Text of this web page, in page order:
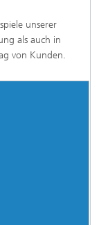
unserer
als auch in
von Kunden.